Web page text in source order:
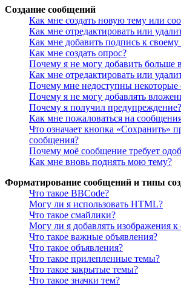
Создание сообщений
Как мне создать новую тему или
Как мне отредактировать или
Как мне добавить подпись к
Как мне создать опрос?
Почему я не могу добавить больше
Как мне отредактировать или
Почему мне недоступны
Почему я не могу добавлять
Почему я получил предупреждение?
Как мне пожаловаться на
Что означает кнопка «Сохранить»
сообщения?
Почему моё сообщение требует
Как мне вновь поднять мою тему?
Форматирование сообщений и типы
Что такое BBCode?
Могу ли я использовать HTML?
Что такое смайлики?
Могу ли я добавлять изображения
Что такое важные объявления?
Что такое объявления?
Что такое прилепленные темы?
Что такое закрытые темы?
Что такое значки тем?